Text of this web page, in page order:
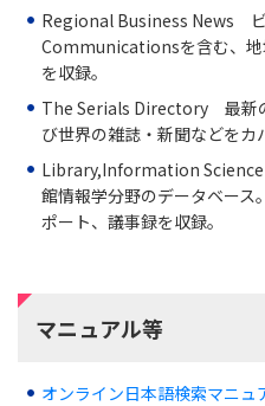
Regional Business News
Communicationsを含む、地
を収録。
The Serials Directory 最新
び世界の雑誌・新聞などをカ
Library,Information
館情報学分野のデータベース
ポート、議事録を収録。
マニュアル等
オンライン日本語検索マニュ